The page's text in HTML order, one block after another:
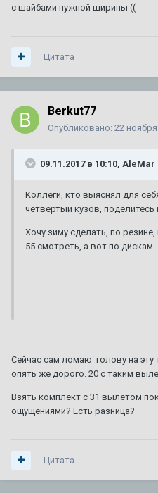
с шайбами нужной ширины ((
Цитата
Berkut77
Опубликовано: 22
09.11.2017 в 10:10, AleMar
Коллеги, кто выяснял для
четвертый кузов,
Хочу зиму сделать, по
55 смотреть, а вот по
Сейчас сам ломаю голову на эту
опять же дорого. 20 с таким
Взять комплект с 31 вылетом
ощущениями? Есть разница?
Цитата